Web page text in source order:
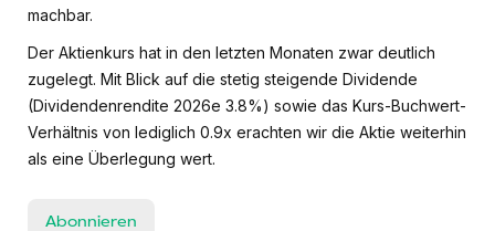
machbar.
Der Aktienkurs hat in den letzten Monaten zwar deutlich
zugelegt. Mit Blick auf die stetig steigende Dividende
(Dividendenrendite 2026e 3.8%) sowie das Kurs-Buchwert-
Verhältnis von lediglich 0.9x erachten wir die Aktie weiterhin
als eine Überlegung wert.
Abonnieren